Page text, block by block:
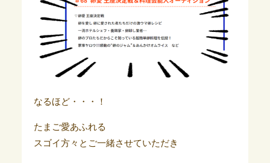
なるほど・・・！
たまご愛あふれる
スゴイ方々とご一緒させていただき